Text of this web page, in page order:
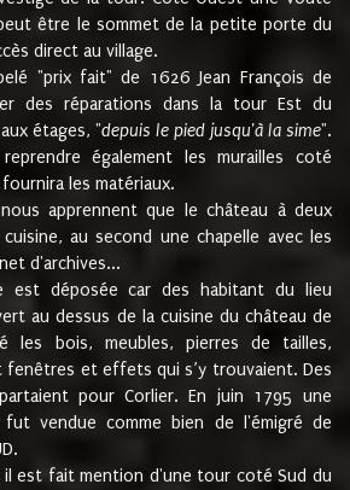
être le sommet de la petite porte du
direct au village.
"prix fait" de 1626 Jean François de
des réparations dans la tour Est du
étages, "depuis le pied jusqu'à la sime".
également les murailles coté
les matériaux.
apprennent que le château à deux
au second une chapelle avec les
d'archives...
est déposée car des habitant du lieu
au dessus de la cuisine du château de
les bois, meubles, pierres de tailles,
et effets qui s’y trouvaient. Des
pour Corlier. En juin 1795 une
fut vendue comme bien de l'émigré de
il est fait mention d'une tour coté Sud du